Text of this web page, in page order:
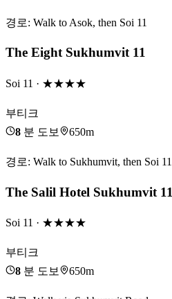
경로: Walk to Asok, then Soi 11
The Eight Sukhumvit 11
Soi 11 · ★★★★
부티크
8 분 도보 650m
경로: Walk to Sukhumvit, then Soi 11
The Salil Hotel Sukhumvit 11
Soi 11 · ★★★★
부티크
8 분 도보 650m